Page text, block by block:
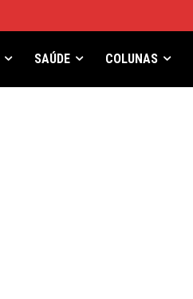
SAÚDE COLUNAS